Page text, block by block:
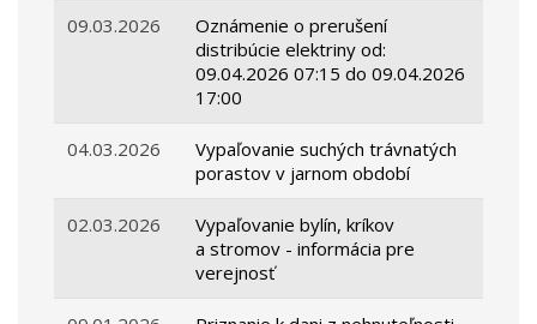
09.03.2026
Oznámenie o prerušení
distribúcie elektriny od:
09.04.2026 07:15 do 09.04.2026
17:00
04.03.2026
Vypaľovanie suchých trávnatých
porastov v jarnom období
02.03.2026
Vypaľovanie bylín, kríkov
a stromov - informácia pre
verejnosť